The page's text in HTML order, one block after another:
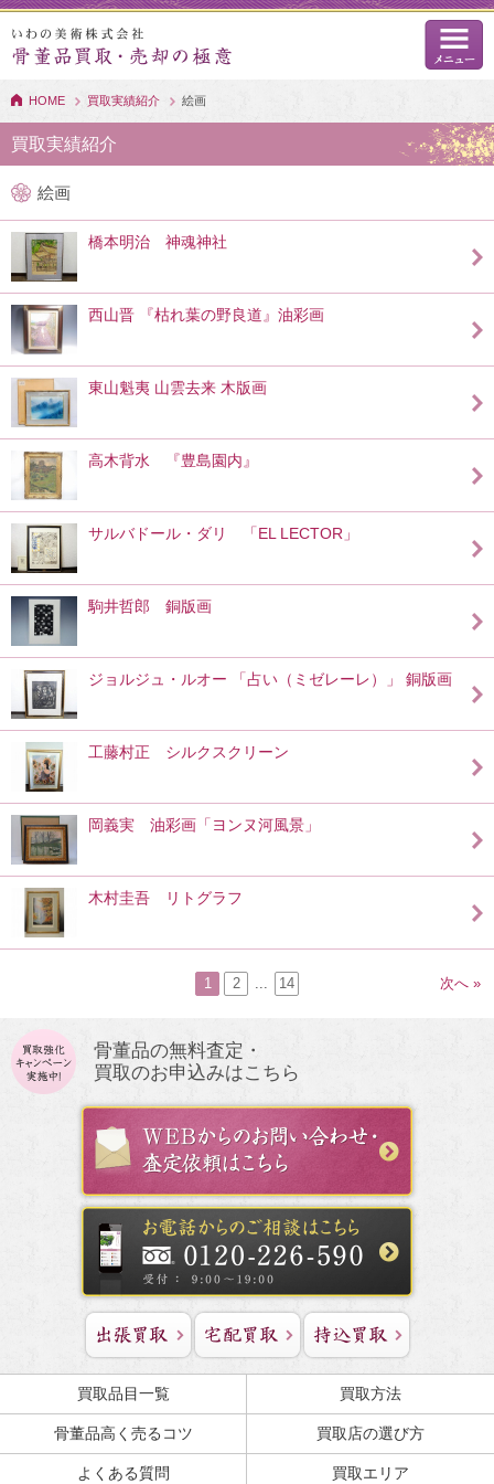
HOME 買取実績紹介 絵画
買取実績紹介
絵画
橋本明治 神魂神社
西山晋 『枯れ葉の野良道』油彩画
東山魁夷 山雲去来 木版画
高木背水 『豊島園内』
サルバドール・ダリ 「EL LECTOR」
駒井哲郎 銅版画
ジョルジュ・ルオー 「占い（ミゼレーレ）」 銅版画
工藤村正 シルクスクリーン
岡義実 油彩画「ヨンヌ河風景」
木村圭吾 リトグラフ
1 2 ... 14 次へ »
骨董品の無料査定・
買取のお申込みはこちら
買取品目一覧 買取方法
骨董品高く売るコツ 買取店の選び方
よくある質問 買取エリア